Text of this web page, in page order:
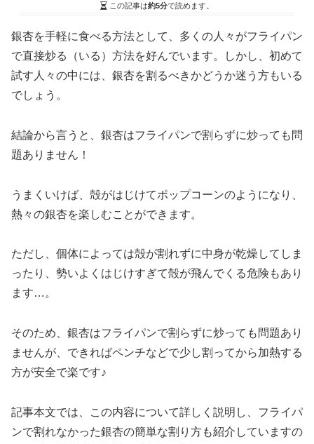
この記事は約5分で読めます。
銀杏を手軽に食べる方法として、多くの人々がフライパン
で直接炒る（いる）方法を好んでいます。しかし、初めて
試す人々の中には、銀杏を割るべきかどうか迷う方もいる
でしょう。
結論から言うと、銀杏はフライパンで割らずに炒っても問
題ありません！
うまくいけば、殻がはじけてポップコーンのようになり、
熱々の銀杏を楽しむことができます。
ただし、個体によっては殻が割れずに中身が乾燥してしま
ったり、勢いよくはじけすぎて殻が飛んでくる危険もあり
ます…。
そのため、銀杏はフライパンで割らずに炒っても問題あり
ませんが、できればペンチなどで少し割ってから加熱する
方が安全で楽です♪
記事本文では、この内容について詳しく説明し、フライパ
ンで割れなかった銀杏の簡単な割り方も紹介していますの